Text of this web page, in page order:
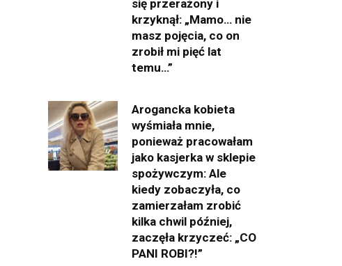
się przerażony i
krzyknął: „Mamo… nie
masz pojęcia, co on
zrobił mi pięć lat
temu…”
Arogancka kobieta
wyśmiała mnie,
ponieważ pracowałam
jako kasjerka w sklepie
spożywczym: Ale
kiedy zobaczyła, co
zamierzałam zrobić
kilka chwil później,
zaczęła krzyczeć: „CO
PANI ROBI?!”